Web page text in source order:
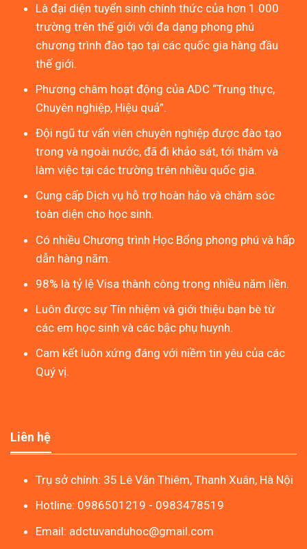
Là đại diện tuyển sinh chính thức của hơn 1.000
trường trên thế giới với đa dạng phong phú
chương trình đào tạo tại các quốc gia hàng đầu
thế giới.
Phương châm hoạt động của ADC “Trung thực,
Chuyên nghiệp, Hiệu quả”.
Đội ngũ tư vấn viên chuyên nghiệp được đào tạo
trong và ngoài nước, đã đi khảo sát, tới thăm và
làm việc tại các trường trên nhiều quốc gia.
Cung cấp Dịch vụ hỗ trợ hoàn hảo và chăm sóc
toàn diện cho học sinh.
Có nhiều Chương trình Học Bổng phong phú và hấp
dẫn hàng năm.
98% là tỷ lệ Visa thành công trong nhiều năm liền.
Luôn được sự Tín nhiệm và giới thiệu bạn bè từ
các em học sinh và các bậc phụ huynh.
Cam kết luôn xứng đáng với niềm tin yêu của các
Quý vị.
Liên hệ
Trụ sở chính: 35 Lê Văn Thiêm, Thanh Xuân, Hà Nội
Hotline: 0986501219 - 0983478519
Email: adctuvanduhoc@gmail.com